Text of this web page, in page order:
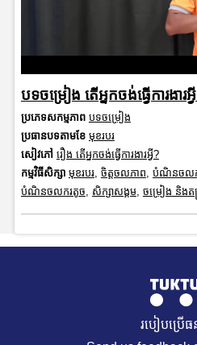
បទចម្រៀង តើអ្នកចង់ធ្វើការងារអ្
ប្រភេទសកម្មភាព បទចម្រៀង
ប្រធានបទតាមខែ មុខរបរ
សៀវភៅ រឿង តើអ្នកចង់ធ្វើការងារអ្វី?
កម្មវិធីសិក្សា មុខរបរ, ចិត្តចលភាព បំណិនចល
បំណិនចលករតូច
សិក្សាសង្គម, ចម្រៀង និងតន្
របៀបប្រើធ